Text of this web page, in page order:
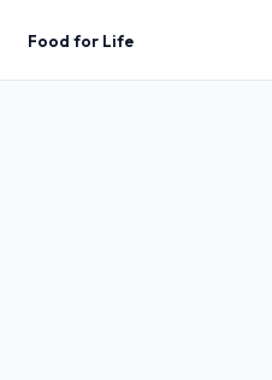
Food for Life